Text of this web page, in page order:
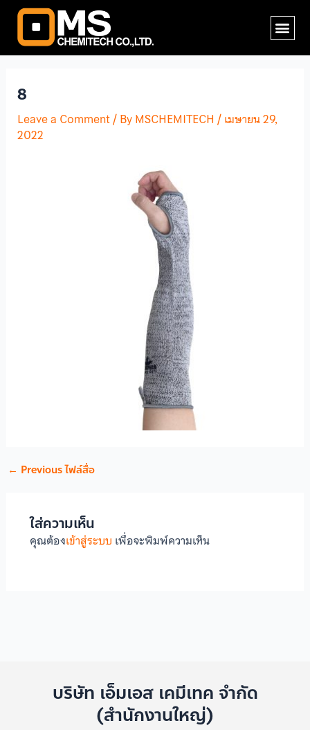
Skip
content
8
Leave a Comment/ ByMSCHEMITECH /เมษายน 29,
2022
Post
navigation
← Previous ไฟล์สื่อ
ใส่ความเห็น
คุณต้องเข้าสู่ระบบ เพื่อจะพิมพ์ความเห็น
บริษัท เอ็มเอส เคมีเทค จำกัด
(สำนักงานใหญ่)